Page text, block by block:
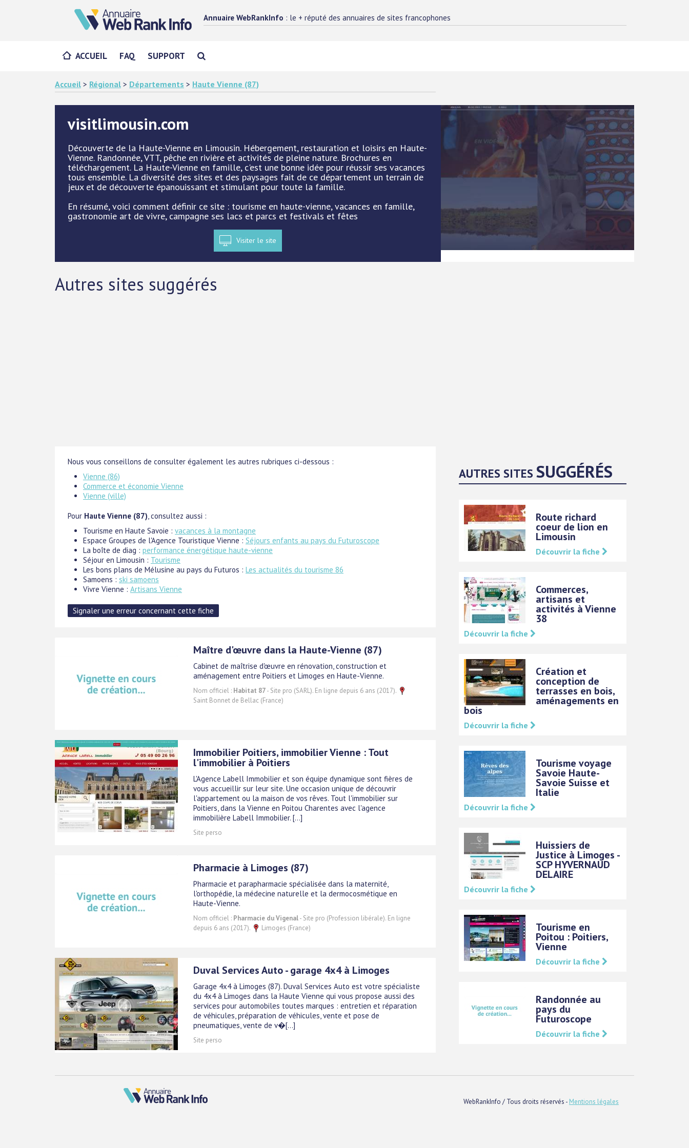
Annuaire WebRankInfo : le + réputé des annuaires de sites francophones
ACCUEIL FAQ SUPPORT
Accueil > Régional > Départements > Haute Vienne (87)
visitlimousin.com
Découverte de la Haute-Vienne en Limousin. Hébergement, restauration et loisirs en Haute-
Vienne. Randonnée, VTT, pêche en rivière et activités de pleine nature. Brochures en
téléchargement. La Haute-Vienne en famille, c'est une bonne idée pour réussir ses vacances
tous ensemble. La diversité des sites et des paysages fait de ce département un terrain de
jeux et de découverte épanouissant et stimulant pour toute la famille.
En résumé, voici comment définir ce site : tourisme en haute-vienne, vacances en famille,
gastronomie art de vivre, campagne ses lacs et parcs et festivals et fêtes
Visiter le site
Autres sites suggérés
Nous vous conseillons de consulter également les autres rubriques ci-dessous :
Vienne (86)
Commerce et économie Vienne
Vienne (ville)
Pour Haute Vienne (87) , consultez aussi :
Tourisme en Haute Savoie : vacances à la montagne
Espace Groupes de l'Agence Touristique Vienne : Séjours enfants au pays du Futuroscope
La boîte de diag : performance énergétique haute-vienne
Séjour en Limousin : Tourisme
Les bons plans de Mélusine au pays du Futuros : Les actualités du tourisme 86
Samoens : ski samoens
Vivre Vienne : Artisans Vienne
Maître d'œuvre dans la Haute-Vienne (87)
Cabinet de maîtrise d'œuvre en rénovation, construction et
aménagement entre Poitiers et Limoges en Haute-Vienne.
Nom officiel : Habitat 87- Site pro (SARL). En ligne depuis 6 ans (2017).
Saint Bonnet de Bellac (France)
Immobilier Poitiers, immobilier Vienne : Tout
l'immobilier à Poitiers
L'Agence Labell Immobilier et son équipe dynamique sont fières de
vous accueillir sur leur site. Une occasion unique de découvrir
l'appartement ou la maison de vos rêves. Tout l'immobilier sur
Poitiers, dans la Vienne en Poitou Charentes avec l'agence
immobilière Labell Immobilier. [...]
Site perso
Pharmacie à Limoges (87)
Pharmacie et parapharmacie spécialisée dans la maternité,
l'orthopédie, la médecine naturelle et la dermocosmétique en
Haute-Vienne.
Nom officiel : Pharmacie du Vigenal- Site pro (Profession libérale). En ligne
depuis 6 ans (2017).
Limoges (France)
Duval Services Auto - garage 4x4 à Limoges
Garage 4x4 à Limoges (87). Duval Services Auto est votre spécialiste
du 4x4 à Limoges dans la Haute Vienne qui vous propose aussi des
services pour automobiles toutes marques : entretien et réparation
de véhicules, préparation de véhicules, vente et pose de
pneumatiques, vente de v�[...]
Site perso
AUTRES SITESSUGGÉRÉS
Route richard
coeur de lion en
Limousin
Découvrir la fiche
Commerces,
artisans et
activités à Vienne
38
Découvrir la fiche
Création et
conception de
terrasses en bois,
aménagements en
bois
Découvrir la fiche
Tourisme voyage
Savoie Haute-
Savoie Suisse et
Italie
Découvrir la fiche
Huissiers de
Justice à Limoges -
SCP HYVERNAUD
DELAIRE
Découvrir la fiche
Tourisme en
Poitou : Poitiers,
Vienne
Découvrir la fiche
Randonnée au
pays du
Futuroscope
Découvrir la fiche
WebRankInfo / Tous droits réservés - Mentions légales